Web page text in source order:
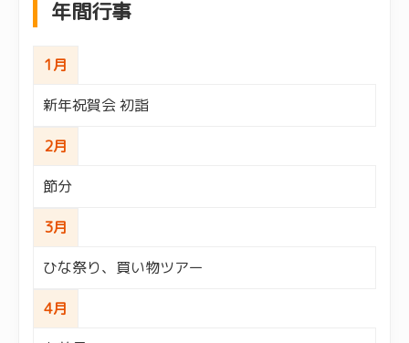
年間行事
1月
新年祝賀会 初詣
2月
節分
3月
ひな祭り、買い物ツアー
4月